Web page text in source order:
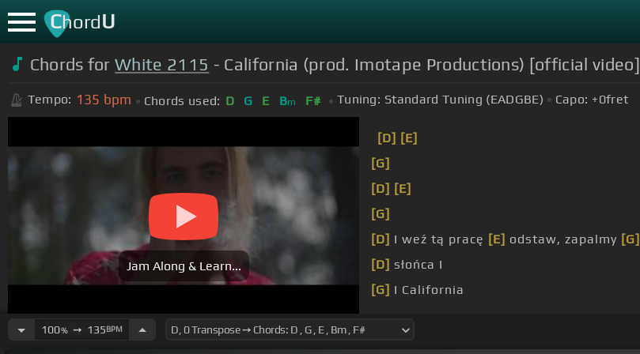
ChordU
Chords forWhite 2115 - California (prod. Imotape Productions) [official video]
Tempo: 135 bpm Chords used: D G E Bm F# Tuning: Standard Tuning (EADGBE) Capo: +0fret
Jam Along & Learn...
[D] [E]
[G]
[D] [E]
[G]
[D] I weź tą pracę [E] odstaw, zapalmy [G]
[D] słońca I
[G] I California
100%➙ 135BPM